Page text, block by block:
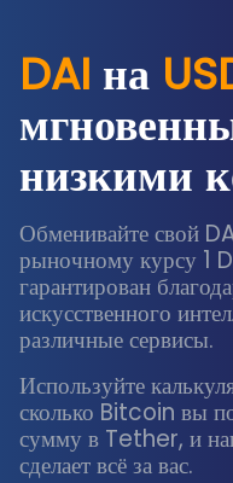
DAI на
низкими
Обменивайте свой
рыночному курсу 1
гарантирован
искусственного
различные сервисы.
Используйте
сколько Bitcoin вы
сумму в Tether, и
сделает всё за вас.